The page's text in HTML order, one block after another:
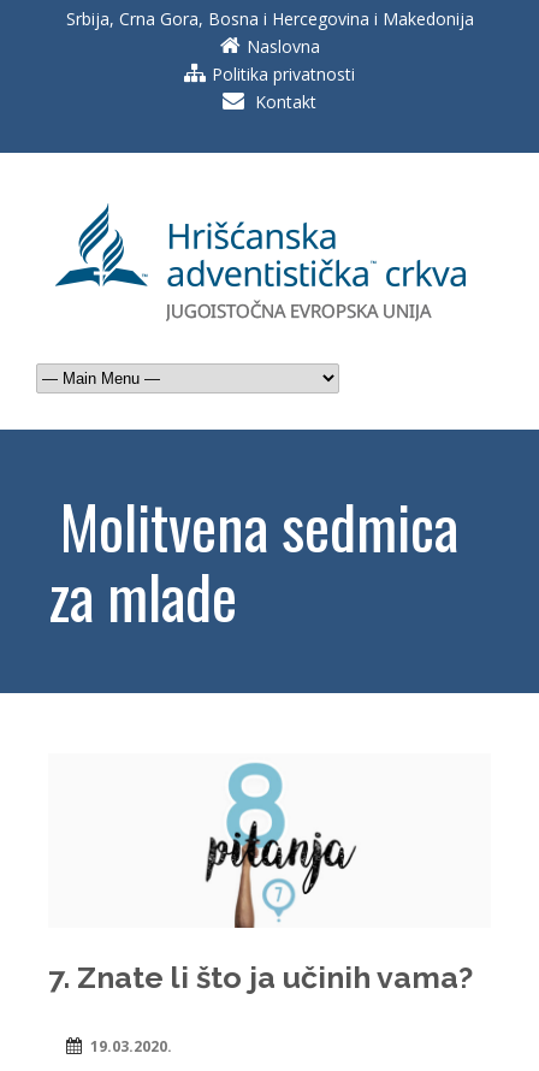
Srbija, Crna Gora, Bosna i Hercegovina i Makedonija
Naslovna
Politika privatnosti
Kontakt
Molitvena sedmica
za mlade
7. Znate li što ja učinih vama?
19.03.2020.